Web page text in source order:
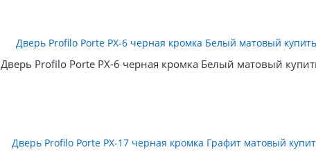
Дверь Profilo Porte PX-6 черная кромка Белый матовый